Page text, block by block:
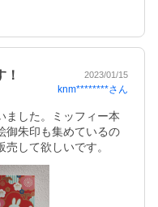
2023/01/15
knm********さん
ました。ミッフィー本
御朱印も集めているの
して欲しいです。